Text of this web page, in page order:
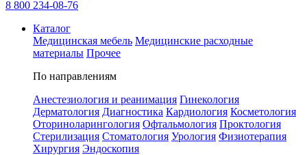
8 800 234-08-76
Каталог
Медицинская мебель Медицинские расходные
материалы Прочее
По направлениям
Анестезиология и реанимация Гинекология
Дерматология Диагностика Кардиология Косметология
Оториноларингология Офтальмология Проктология
Стерилизация Стоматология Урология Физиотерапия
Хирургия Эндоскопия